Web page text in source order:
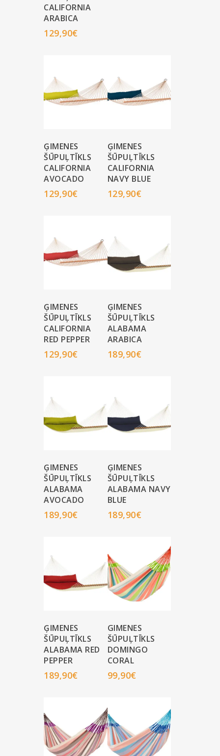
CALIFORNIA
ARABICA
129,90€
ĢIMENES
ŠŪPUĻTĪKLS
CALIFORNIA
AVOCADO
129,90€
ĢIMENES
ŠŪPUĻTĪKLS
CALIFORNIA
NAVY BLUE
129,90€
ĢIMENES
ŠŪPUĻTĪKLS
CALIFORNIA
RED PEPPER
129,90€
ĢIMENES
ŠŪPUĻTĪKLS
ALABAMA
ARABICA
189,90€
ĢIMENES
ŠŪPUĻTĪKLS
ALABAMA
AVOCADO
189,90€
ĢIMENES
ŠŪPUĻTĪKLS
ALABAMA NAVY
BLUE
189,90€
ĢIMENES
ŠŪPUĻTĪKLS
ALABAMA RED
PEPPER
189,90€
GIMENES
ŠŪPUĻTĪKLS
DOMINGO
CORAL
99,90€